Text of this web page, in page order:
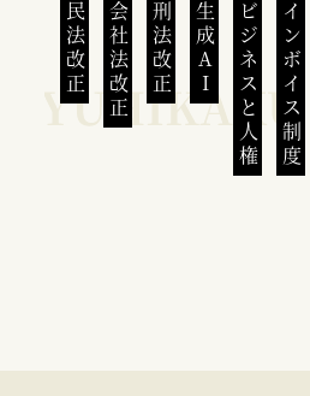
民法改正 会社法改正 刑法改正 生成AI ビジネスと人権インボイス制度